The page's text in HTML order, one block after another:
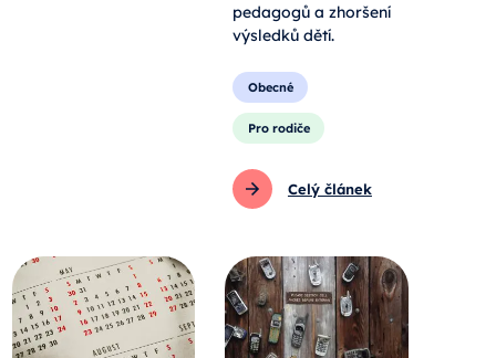
pedagogů a zhoršení
výsledků dětí.
Obecné
Pro rodiče
Celý článek